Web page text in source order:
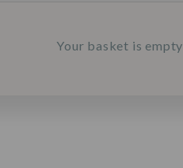
Your basket is empty